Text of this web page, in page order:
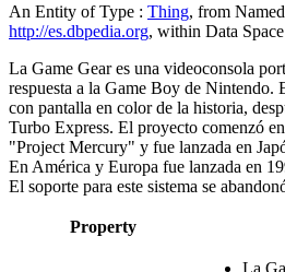
An Entity of Type : Thing, from
http://es.dbpedia.org, within Data
La Game Gear es una videoconsola
respuesta a la Game Boy de Nintendo.
con pantalla en color de la historia,
Turbo Express. El proyecto comenzó
"Project Mercury" y fue lanzada en
En América y Europa fue lanzada en
El soporte para este sistema se
Property
La